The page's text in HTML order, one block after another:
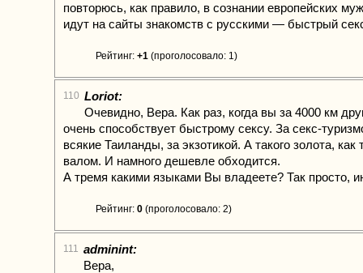
повторюсь, как правило, в сознании европейских
идут на сайты знакомств с русскими — быстрый
Рейтинг: +1 (проголосовало: 1)
110 Loriot:
Очевидно, Вера. Как раз, когда вы за 4000 км
очень способствует быстрому сексу. За секс-
всякие Таиланды, за экзотикой. А такого золота, как
валом. И намного дешевле обходится.
А тремя какими языками Вы владеете? Так просто,
Рейтинг: 0 (проголосовало: 2)
111 adminint:
Вера,